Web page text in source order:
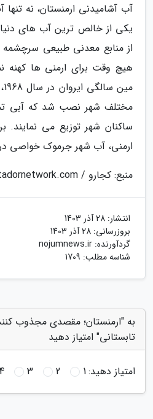
آب آشامیدنی ارمنستان، نه تنها
یکی از خالص ترین آب های
از منابع معدنی طبیعی
مختلف شهر نصب شد که آبی
ساکنان شهر توزیع می
ارمنی، آب شهر جرموک خواصی
منبع: کجارو / matadornetwork.com
انتشار: 28 آذر 1403
بروزرسانی: 28 آذر 1403
گردآورنده: nojumnews.ir
شناسه مطلب: 1709
به "ارمنستان؛ مقصدی مجذوب
تابستانی" امتیاز دهید
امتیاز دهید:1
2
3
4